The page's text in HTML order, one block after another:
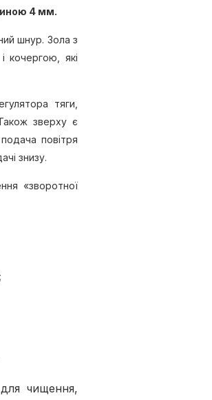
4 мм.
шнур. Зола з
кочергою, які
тяги,
зверху є
повітря
знизу.
«зворотної
для чищення,